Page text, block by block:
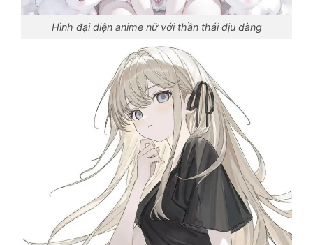
Hình đại diện anime nữ với thần thái dịu dàng